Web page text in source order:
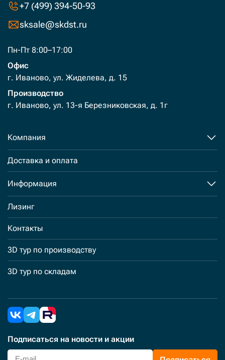
+7 (499) 394-50-93
sksale@skdst.ru
Пн-Пт 8:00–17:00
Офис
г. Иваново, ул. Жиделева, д. 15
Производство
г. Иваново, ул. 13-я Березниковская, д. 1г
Компания
Доставка и оплата
Информация
Лизинг
Контакты
3D тур по производству
3D тур по складам
Подписаться на новости и акции